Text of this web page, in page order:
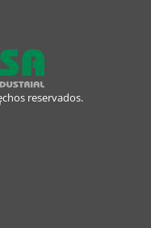
reservados.